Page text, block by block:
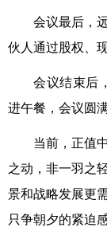
会议最后，
伙人通过股权、
会议结束后
进午餐，会议圆
当前，正值
之动，非一羽之
景和战略发展更
只争朝夕的紧迫